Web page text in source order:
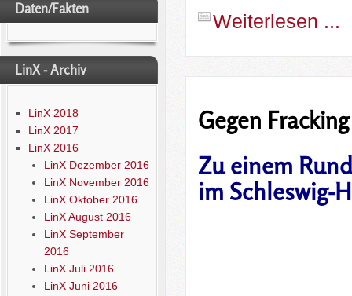
Daten/Fakten
LinX - Archiv
LinX 2018
LinX 2017
LinX 2016
LinX Dezember 2016
LinX November 2016
LinX Oktober 2016
LinX August 2016
LinX September
2016
LinX Juli 2016
LinX Juni 2016
Weiterlesen ...
Gegen
Zu einem
im Schleswig-